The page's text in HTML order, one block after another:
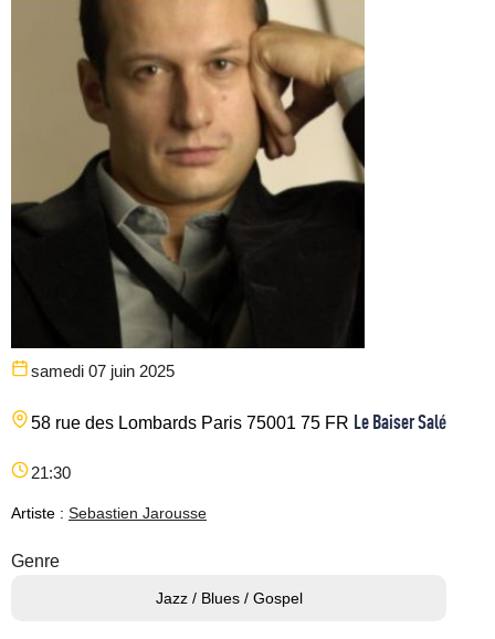
samedi 07 juin 2025
58 rue des Lombards Paris 75001 75 FR Le Baiser Salé
21:30
Artiste : Sebastien Jarousse
Genre
Jazz / Blues / Gospel